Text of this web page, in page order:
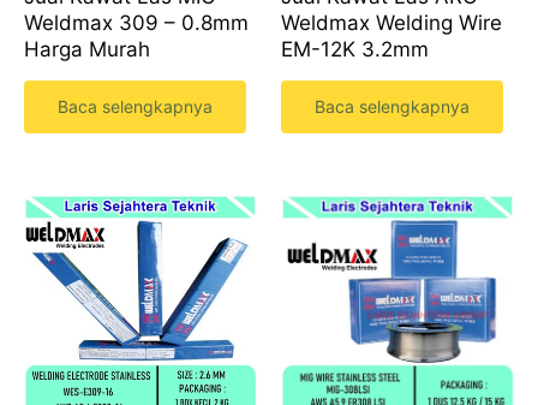
Weldmax 309 – 0.8mm
Harga Murah
Baca selengkapnya
Weldmax Welding Wire
EM-12K 3.2mm
Baca selengkapnya